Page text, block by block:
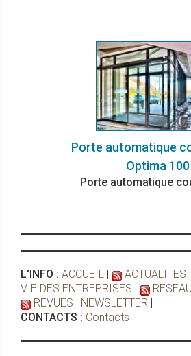
Porte automatique
Optima 100
Porte automatique
L'INFO : ACCUEIL | ACTUALITES |
VIE DES ENTREPRISES |
REVUES | NEWSLETTER |
CONTACTS : Contacts